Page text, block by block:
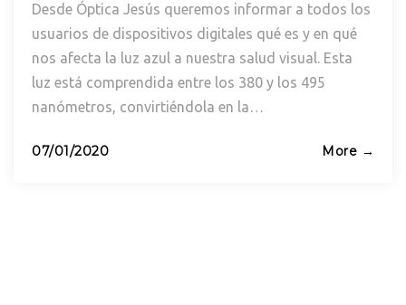
Desde Óptica Jesús queremos informar a todos los
usuarios de dispositivos digitales qué es y en qué
nos afecta la luz azul a nuestra salud visual. Esta
luz está comprendida entre los 380 y los 495
nanómetros, convirtiéndola en la…
Posted
07/01/2020 More →